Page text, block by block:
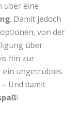
über eine
. Damit jedoch
von der
über
hin zur
ein ungetrübtes
– Und damit
!